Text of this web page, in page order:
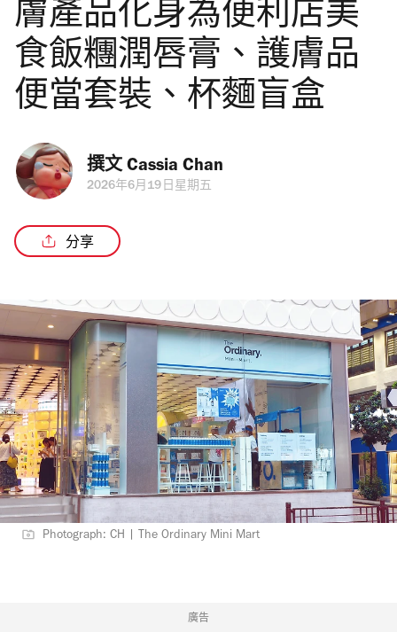
膚產品化身為便利店美
食飯糰潤唇膏、護膚品
便當套裝、杯麵盲盒
撰文 Cassia Chan
2026年6月19日星期五
分享
Photograph: CH | The Ordinary Mini Mart
廣告